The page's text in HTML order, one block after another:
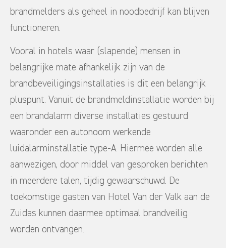
brandmelders als geheel in noodbedrijf kan blijven
functioneren.
Vooral in hotels waar (slapende) mensen in
belangrijke mate afhankelijk zijn van de
brandbeveiligingsinstallaties is dit een belangrijk
pluspunt. Vanuit de brandmeldinstallatie worden bij
een brandalarm diverse installaties gestuurd
waaronder een autonoom werkende
luidalarminstallatie type-A. Hiermee worden alle
aanwezigen, door middel van gesproken berichten
in meerdere talen, tijdig gewaarschuwd. De
toekomstige gasten van Hotel Van der Valk aan de
Zuidas kunnen daarmee optimaal brandveilig
worden ontvangen.